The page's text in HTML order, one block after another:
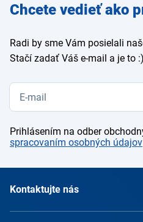
Zadajte
e-mail
Chcete vedieť ako
Radi by sme Vám posielali
Stačí zadať Váš e-mail a je to :)
Prihlásením na odber
spracovaním osobných údajov
Kontaktujte nás